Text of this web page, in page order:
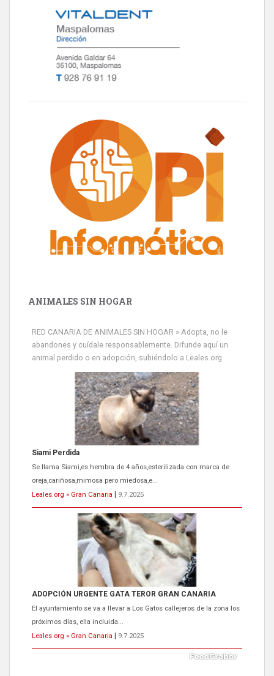
ANIMALES SIN HOGAR
RED CANARIA DE ANIMALES SIN HOGAR » Adopta, no le
abandones y cuídale responsablemente. Difunde aquí un
animal perdido o en adopción, subiéndolo a Leales.org
Siami Perdida
oreja,cariñosa,mimosa pero miedosa,e...
Leales.org » Gran Canaria | 9.7.2025
ADOPCIÓN URGENTE GATA TEROR GRAN CANARIA
El ayuntamiento se va a llevar a Los Gatos callejeros de la zona los
próximos días, ella incluida...
Leales.org » Gran Canaria | 9.7.2025
Gato manso encontrado
Este gato macho ha aparecido en la calle hace menos de un mes,